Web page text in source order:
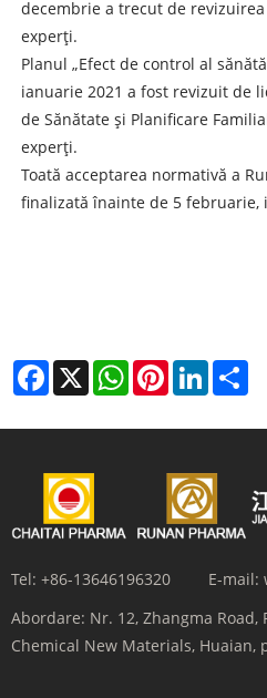
decembrie a trecut de
experți.
Planul „Efect de control al
ianuarie 2021 a fost revizuit de
de Sănătate și Planificare
experți.
Toată acceptarea normativă a
finalizată înainte de 5
Facebook
X WhatsAppPinterestLinkedIn
Tel: +86-13646196320 E-mail:
Abordare: Nr. 12, Zhangma
Chemical New Materials, Huaian,